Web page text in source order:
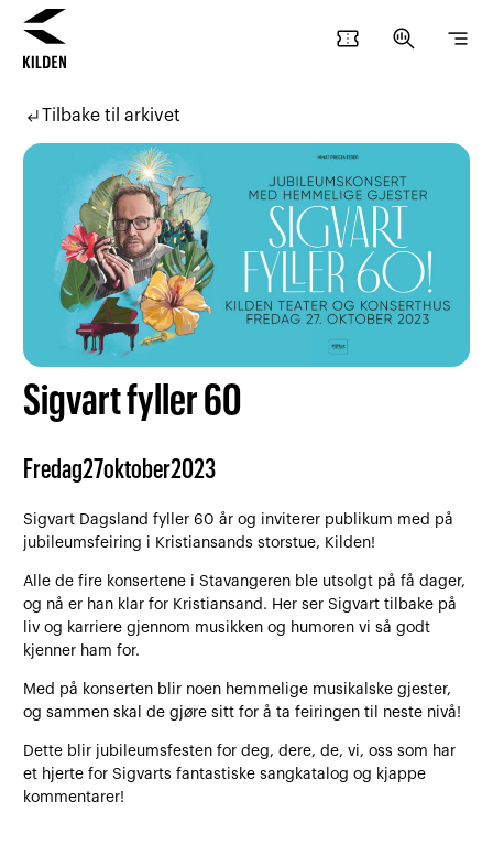
confirmation_number search_insights segment
subdirectory_arrow_leftTilbake til arkivet
Sigvart fyller 60
Fredag27oktober2023
Sigvart Dagsland fyller 60 år og inviterer publikum med på
jubileumsfeiring i Kristiansands storstue, Kilden!
Alle de fire konsertene i Stavangeren ble utsolgt på få dager,
og nå er han klar for Kristiansand. Her ser Sigvart tilbake på
liv og karriere gjennom musikken og humoren vi så godt
kjenner ham for.
Med på konserten blir noen hemmelige musikalske gjester,
og sammen skal de gjøre sitt for å ta feiringen til neste nivå!
Dette blir jubileumsfesten for deg, dere, de, vi, oss som har
et hjerte for Sigvarts fantastiske sangkatalog og kjappe
kommentarer!